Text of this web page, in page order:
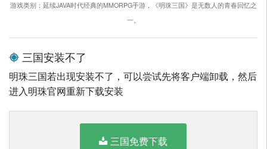
游戏类别：延续JAVA时代经典的MMORPG手游，《明珠三国》是无数人的青春回忆之
一。
三国安装不了
明珠三国若出现安装不了，可以尝试先将客户端卸载，然后
进入明珠官网重新下载安装
三国免费下载